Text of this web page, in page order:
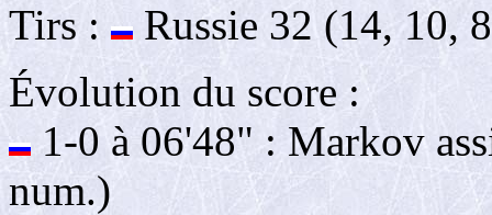
Tirs :
Russie 32 (14, 10,
Évolution du score :
1-0 à 06'48" : Markov
num.)